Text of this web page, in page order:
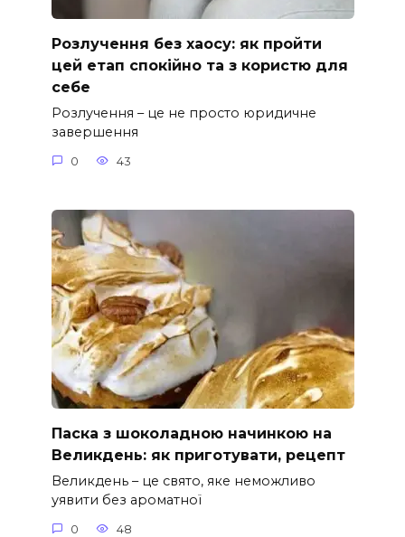
Розлучення без хаосу: як пройти
цей етап спокійно та з користю для
себе
Розлучення – це не просто юридичне
завершення
0 43
Паска з шоколадною начинкою на
Великдень: як приготувати, рецепт
Великдень – це свято, яке неможливо
уявити без ароматної
0 48